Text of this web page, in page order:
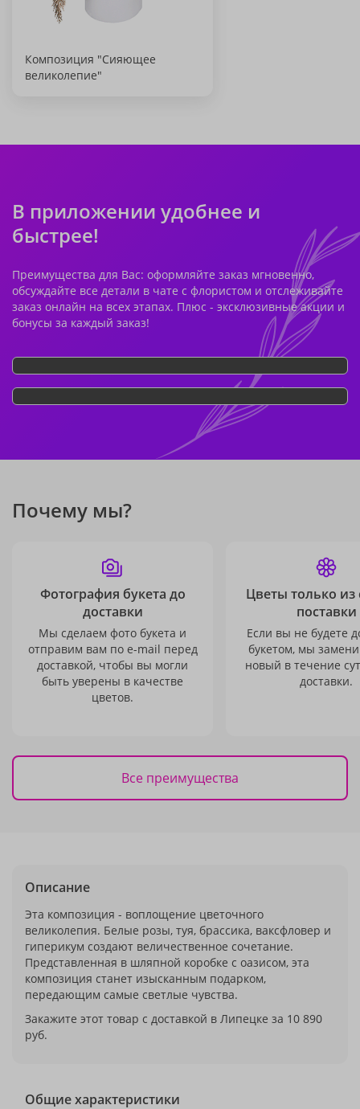
Композиция "Сияющее
великолепие"
В приложении удобнее и
быстрее!
Преимущества для Вас: оформляйте заказ мгновенно,
обсуждайте все детали в чате с флористом и отслеживайте
заказ онлайн на всех этапах. Плюс - эксклюзивные акции и
бонусы за каждый заказ!
Почему мы?
Фотография букета до
доставки
Мы сделаем фото букета и
отправим вам по e-mail перед
доставкой, чтобы вы могли
быть уверены в качестве
цветов.
Цветы только из
поставки
Если вы не будете
букетом, мы
новый в течение
доставки.
Все преимущества
Описание
Эта композиция - воплощение цветочного
великолепия. Белые розы, туя, брассика, ваксфловер и
гиперикум создают величественное сочетание.
Представленная в шляпной коробке с оазисом, эта
композиция станет изысканным подарком,
передающим самые светлые чувства.
Закажите этот товар с доставкой в Липецке за 10 890
руб.
Общие характеристики